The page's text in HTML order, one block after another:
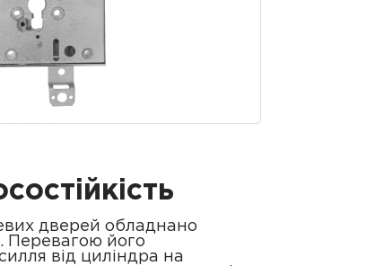
дверей обладнано
Перевагою його
від циліндра на